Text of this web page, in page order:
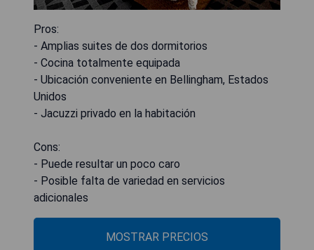
Pros:
- Amplias suites de dos dormitorios
- Cocina totalmente equipada
- Ubicación conveniente en Bellingham, Estados
Unidos
- Jacuzzi privado en la habitación
Cons:
- Puede resultar un poco caro
- Posible falta de variedad en servicios
adicionales
MOSTRAR PRECIOS